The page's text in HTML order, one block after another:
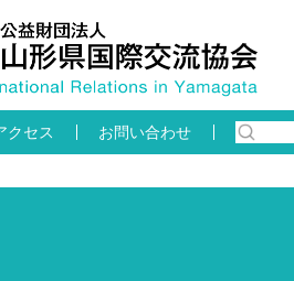
クセス お問い合わせ